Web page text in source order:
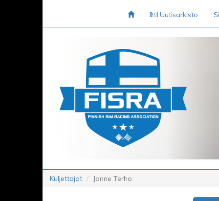
Uutisarkisto
Kuljettajat Janne Terho